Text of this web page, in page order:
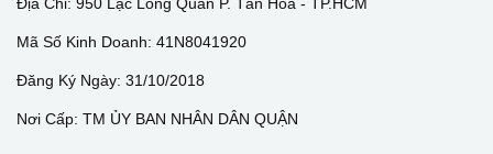
Mã Số Kinh Doanh: 41N8041920
Đăng Ký Ngày: 31/10/2018
Nơi Cấp: TM ỦY BAN NHÂN DÂN QUẬN